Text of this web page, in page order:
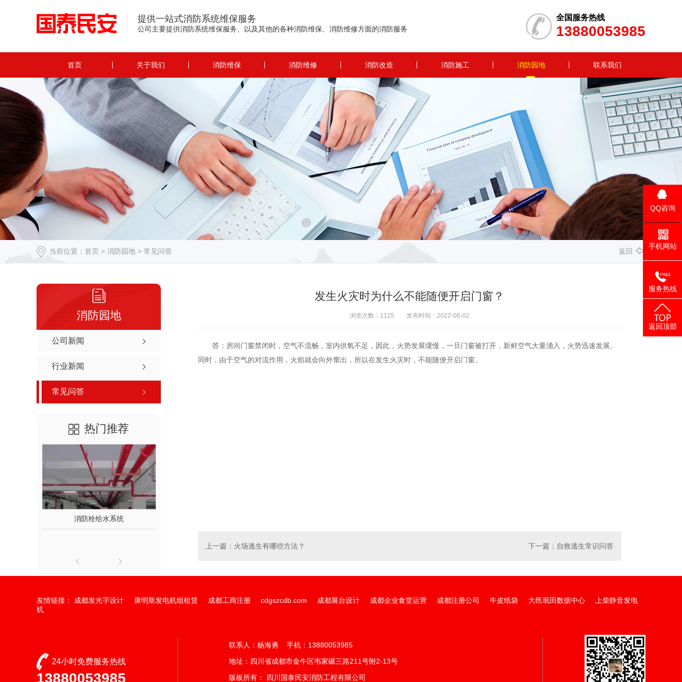
提供一站式消防系统维保服务
公司主要提供消防系统维保服务、以及其他的各种消防维保、消防维修方面的消防服务
全国服务热线
13880053985
首页 关于我们 消防维保 消防维修 消防改造 消防施工 消防园地 联系我们
当前位置： 首页 > 消防园地 > 常见问答 返回
消防园地
公司新闻
行业新闻
常见问答
热门推荐
消防栓给水系统
发生火灾时为什么不能随便开启门窗？
浏览次数：1125 发布时间：2022-06-02
答：房间门窗禁闭时，空气不流畅，室内供氧不足，因此，火势发展缓慢，一旦门窗被打开，新鲜空气大量涌入，火势迅速发展。
同时， 由于空气的对流作用，火焰就会向外窜出，所以在发生火灾时，不能随便开启门窗。
上一篇： 火场逃生有哪些方法？ 下一篇： 自救逃生常识问答
友情链接： 成都发光字设计 康明斯发电机组租赁 成都工商注册 cdgszcdb.com 成都展台设计 成都企业食堂运营 成都注册公司 牛皮纸袋 大邑珉田数据中心
上柴静音发电
机
24小时免费服务热线
13880053985
联系人：杨海勇 手机：13880053985
地址：四川省成都市金牛区韦家碾三路211号附2-13号
版板所有： 四川国泰民安消防工程有限公司
QQ咨询
手机网站
服务热线
返回顶部